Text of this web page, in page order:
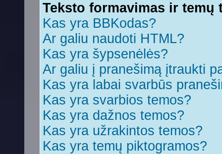
Teksto formavimas ir temų
Kas yra BBKodas?
Ar galiu naudoti HTML?
Kas yra šypsenėlės?
Ar galiu į pranešimą įtraukti
Kas yra labai svarbūs
Kas yra svarbios temos?
Kas yra dažnos temos?
Kas yra užrakintos temos?
Kas yra temų piktogramos?